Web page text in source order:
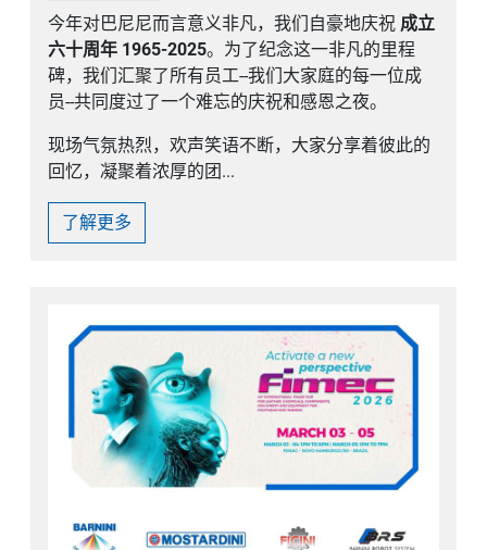
今年对巴尼尼而言意义非凡，我们自豪地庆祝 成立
六十周年 1965-2025。为了纪念这一非凡的里程
碑，我们汇聚了所有员工--我们大家庭的每一位成
员--共同度过了一个难忘的庆祝和感恩之夜。
现场气氛热烈，欢声笑语不断，大家分享着彼此的
回忆，凝聚着浓厚的团...
了解更多